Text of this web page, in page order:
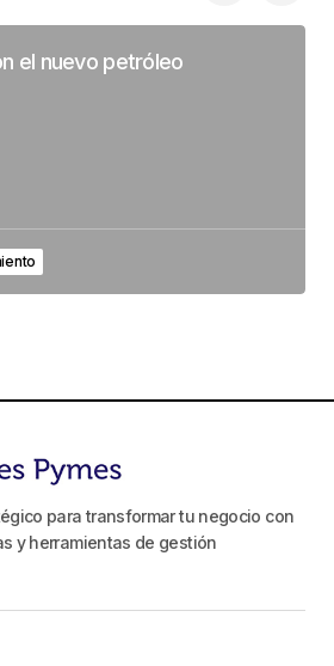
el nuevo petróleo
para transformar tu negocio con
y herramientas de gestión